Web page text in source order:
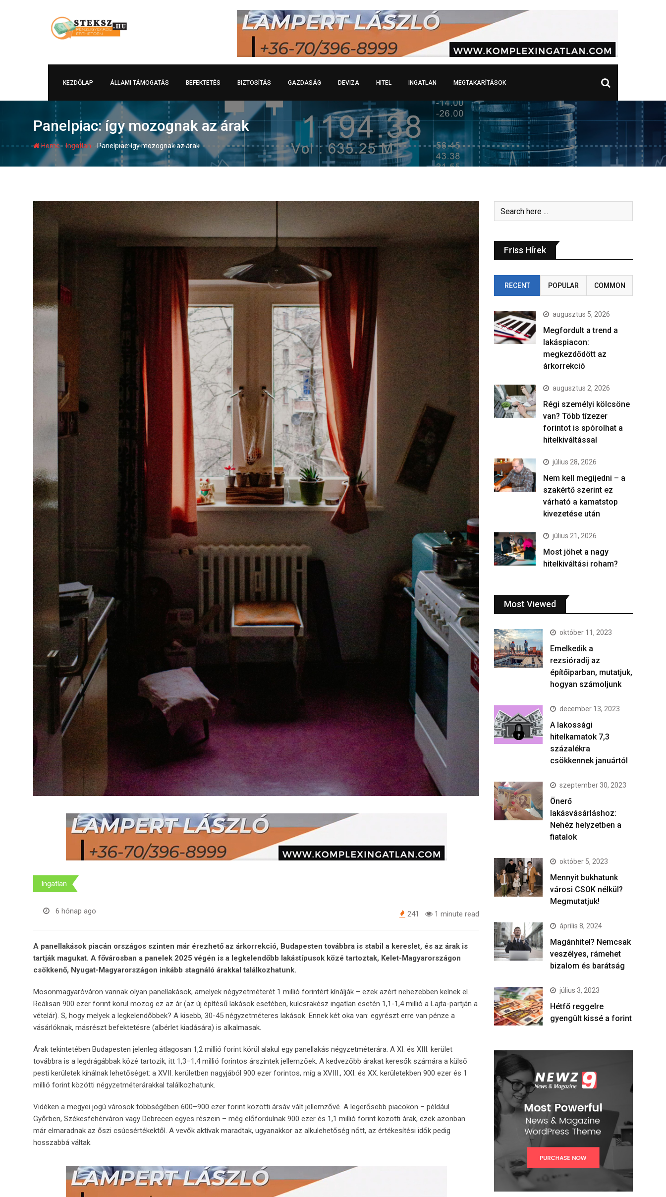
KEZDŐLAP ÁLLAMI TÁMOGATÁS BEFEKTETÉS BIZTOSÍTÁS GAZDASÁG DEVIZA HITEL INGATLAN MEGTAKARÍTÁSOK
Panelpiac: így mozognak az árak
Home-Ingatlan -Panelpiac: így mozognak az árak
Ingatlan
6 hónap ago 241 1 minute read
A panellakások piacán országos szinten már érezhető az árkorrekció, Budapesten továbbra is stabil a kereslet, és az árak is
tartják magukat. A fővárosban a panelek 2025 végén is a legkelendőbb lakástípusok közé tartoztak, Kelet-Magyarországon
csökkenő, Nyugat-Magyarországon inkább stagnáló árakkal találkozhatunk.
Mosonmagyaróváron vannak olyan panellakások, amelyek négyzetméterét 1 millió forintért kínálják – ezek azért nehezebben kelnek el.
Reálisan 900 ezer forint körül mozog ez az ár (az új építésű lakások esetében, kulcsrakész ingatlan esetén 1,1-1,4 millió a Lajta-partján a
vételár). S, hogy melyek a legkelendőbbek? A kisebb, 30-45 négyzetméteres lakások. Ennek két oka van: egyrészt erre van pénze a
vásárlóknak, másrészt befektetésre (albérlet kiadására) is alkalmasak.
Árak tekintetében Budapesten jelenleg átlagosan 1,2 millió forint körül alakul egy panellakás négyzetméterára. A XI. és XIII. kerület
továbbra is a legdrágábbak közé tartozik, itt 1,3–1,4 millió forintos árszintek jellemzőek. A kedvezőbb árakat keresők számára a külső
pesti kerületek kínálnak lehetőséget: a XVII. kerületben nagyjából 900 ezer forintos, míg a XVIII., XXI. és XX. kerületekben 900 ezer és 1
millió forint közötti négyzetméterárakkal találkozhatunk.
Vidéken a megyei jogú városok többségében 600–900 ezer forint közötti ársáv vált jellemzővé. A legerősebb piacokon – például
Győrben, Székesfehérváron vagy Debrecen egyes részein – még előfordulnak 900 ezer és 1,1 millió forint közötti árak, ezek azonban
már elmaradnak az őszi csúcsértékektől. A vevők aktívak maradtak, ugyanakkor az alkulehetőség nőtt, az értékesítési idők pedig
hosszabbá váltak.
Friss Hírek
RECENT POPULAR COMMON
augusztus 5, 2026
Megfordult a trend a
lakáspiacon:
megkezdődött az
árkorrekció
augusztus 2, 2026
Régi személyi kölcsöne
van? Több tízezer
forintot is spórolhat a
hitelkiváltással
július 28, 2026
Nem kell megijedni – a
szakértő szerint ez
várható a kamatstop
kivezetése után
július 21, 2026
Most jöhet a nagy
hitelkiváltási roham?
Most Viewed
október 11, 2023
Emelkedik a
rezsióradíj az
építőiparban, mutatjuk,
hogyan számoljunk
december 13, 2023
A lakossági
hitelkamatok 7,3
százalékra
csökkennek januártól
szeptember 30, 2023
Önerő
lakásvásárláshoz:
Nehéz helyzetben a
fiatalok
október 5, 2023
Mennyit bukhatunk
városi CSOK nélkül?
Megmutatjuk!
április 8, 2024
Magánhitel? Nemcsak
veszélyes, rámehet
bizalom és barátság
július 3, 2023
Hétfő reggelre
gyengült kissé a forint